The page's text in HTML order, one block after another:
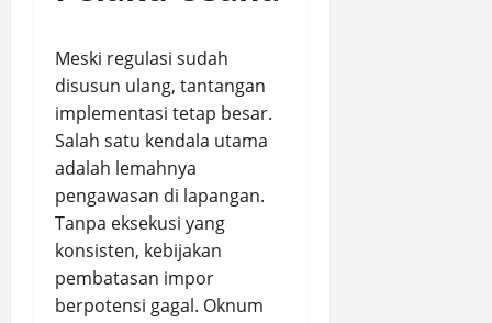
Meski regulasi sudah
disusun ulang, tantangan
implementasi tetap besar.
Salah satu kendala utama
adalah lemahnya
pengawasan di lapangan.
Tanpa eksekusi yang
konsisten, kebijakan
pembatasan impor
berpotensi gagal. Oknum